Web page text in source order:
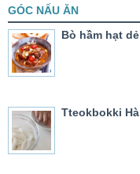
GÓC NẤU ĂN
Bò hầm hạt
Tteokbokki